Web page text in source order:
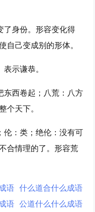
了身份。形容变化得
自己变成别的形体。
示谦恭。
东西卷起；八荒：八方
个天下。
伦：类；绝伦：没有可
合情理的了。形容荒
语 什么道合什么成语
语 公道什么什么成语